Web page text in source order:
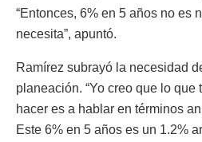
“Entonces, 6% en 5 años no es
necesita”, apuntó.
Ramírez subrayó la necesidad
planeación. “Yo creo que lo que
hacer es a hablar en términos
Este 6% en 5 años es un 1.2%